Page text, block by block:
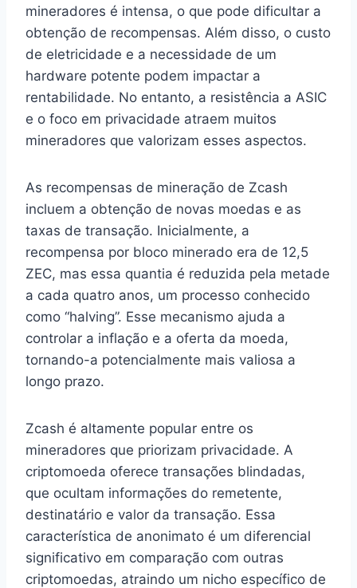
mineradores é intensa, o que pode dificultar a
obtenção de recompensas. Além disso, o custo
de eletricidade e a necessidade de um
hardware potente podem impactar a
rentabilidade. No entanto, a resistência a ASIC
e o foco em privacidade atraem muitos
mineradores que valorizam esses aspectos.
As recompensas de mineração de Zcash
incluem a obtenção de novas moedas e as
taxas de transação. Inicialmente, a
recompensa por bloco minerado era de 12,5
ZEC, mas essa quantia é reduzida pela metade
a cada quatro anos, um processo conhecido
como “halving”. Esse mecanismo ajuda a
controlar a inflação e a oferta da moeda,
tornando-a potencialmente mais valiosa a
longo prazo.
Zcash é altamente popular entre os
mineradores que priorizam privacidade. A
criptomoeda oferece transações blindadas,
que ocultam informações do remetente,
destinatário e valor da transação. Essa
característica de anonimato é um diferencial
significativo em comparação com outras
criptomoedas, atraindo um nicho específico de